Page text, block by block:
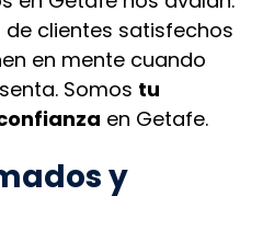
clientes satisfechos
en mente cuando
Somos tu
en Getafe.
y